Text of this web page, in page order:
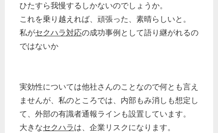
ひたすら我慢するしかないのでしょうか。
これを乗り越えれば、頑張った、素晴らしいと。
私がセクハラ対応の成功事例として語り継がれるの
ではないか
実効性については他社さんのことなので何とも言え
ませんが、私のところでは、内部もみ消しも想定し
て、外部の有識者通報ラインも設置しています。
大きなセクハラは、企業リスクになります。